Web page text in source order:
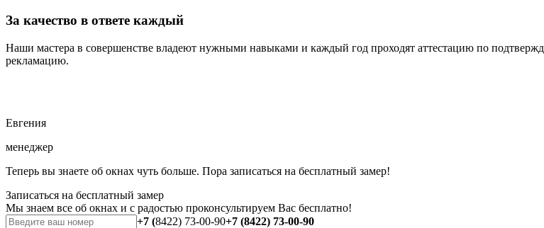
За качество в ответе каждый
Наши мастера в совершенстве владеют нужными навыками и каждый год проходят аттестацию по
рекламацию.
Евгения
менеджер
Теперь вы знаете об окнах чуть больше. Пора записаться на бесплатный замер!
Записаться на бесплатный замер
Мы знаем все об окнах и с радостью проконсультируем Вас бесплатно!
+7 (8422) 73-00-90+7 (8422) 73-00-90